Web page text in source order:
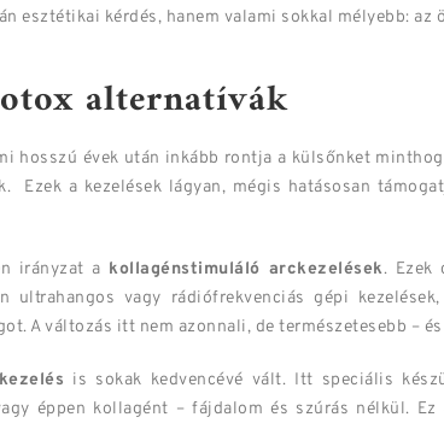
esztétikai kérdés, hanem valami sokkal mélyebb: az
alternatívák
hosszú évek után inkább rontja a külsőnket
Ezek a kezelések lágyan, mégis hatásosan
irányzat a kollagénstimuláló arckezelések. Ezek
ultrahangos vagy rádiófrekvenciás gépi
A változás itt nem azonnali, de természetesebb –
is sokak kedvencévé vált. Itt speciális
éppen kollagént – fájdalom és szúrás nélkül.